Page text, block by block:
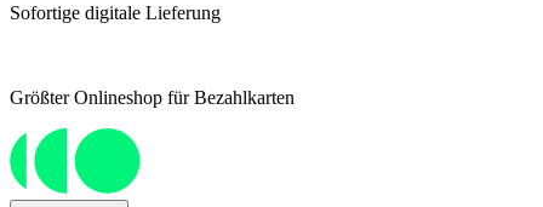
Sofortige digitale Lieferung
Größter Onlineshop für Bezahlkarten